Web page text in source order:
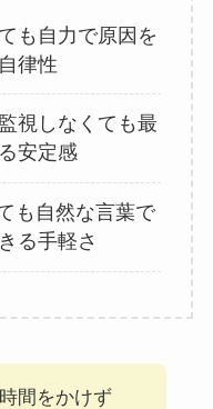
も自力で原因を
律性
視しなくても最
安定感
も自然な言葉で
る手軽さ
間をかけず